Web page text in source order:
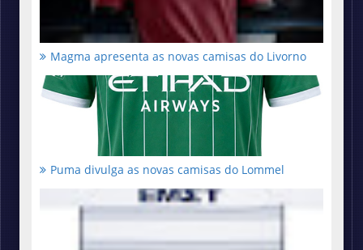
Magma apresenta as novas camisas do Livorno
Puma divulga as novas camisas do Lommel